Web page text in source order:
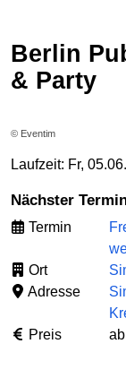
Berlin Pubcrawl - Shots, Games
& Party
© Eventim
Laufzeit: Fr,
Nächster
Termin
Ort
Adresse
Preis